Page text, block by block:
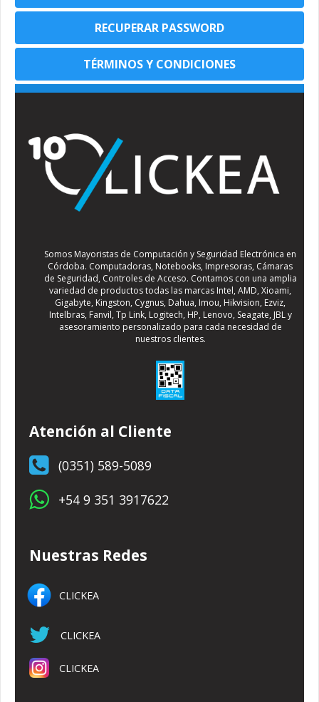
RECUPERAR PASSWORD
TÉRMINOS Y CONDICIONES
Somos Mayoristas de Computación y Seguridad Electrónica en
Córdoba. Computadoras, Notebooks, Impresoras, Cámaras
de Seguridad, Controles de Acceso. Contamos con una amplia
variedad de productos todas las marcas Intel, AMD, Xioami,
Gigabyte, Kingston, Cygnus, Dahua, Imou, Hikvision, Ezviz,
Intelbras, Fanvil, Tp Link, Logitech, HP, Lenovo, Seagate, JBL y
asesoramiento personalizado para cada necesidad de
nuestros clientes.
Atención al Cliente
(0351) 589-5089
+54 9 351 3917622
Nuestras Redes
CLICKEA
CLICKEA
CLICKEA